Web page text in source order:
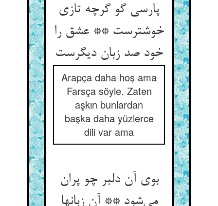
پارسی گو گرچه تازی
خوشترست ** عشق را
خود صد زبان دیگرست
Arapça daha hoş ama
Farsça söyle. Zaten
aşkın bunlardan
başka daha yüzlerce
dili var ama
بوی آن دلبر چو پران
می‌شود ** آن زبانها